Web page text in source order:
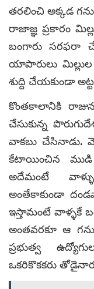
తరలించి అక్కడ
రాజాజ్ఞ ప్రకారం
బంగారు సరఫరా
యాపారులు మిల్లుల
శుద్ది చేయకుండా
కొంతకాలానికి
చేసుకున్న
వాకబు చేసినాడు.
కేటాయించిన ముడి
అదేమంటే
అంతేకాకుండా
ఇస్తామంటే వాళ్ళకే
అంతవరకూ ఆ
ప్రభుత్వ
ఒకరికొకకరు